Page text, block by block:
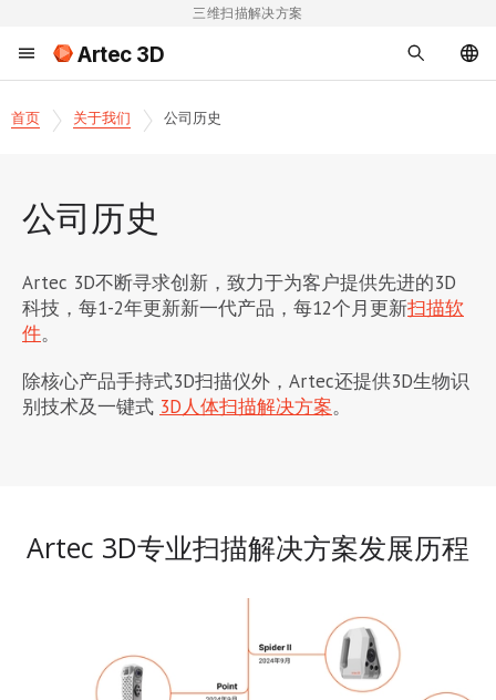
三维扫描解决方案
Artec 3D
首页 关于我们 公司历史
公司历史
Artec 3D不断寻求创新，致力于为客户提供先进的3D
科技，每1-2年更新新一代产品，每12个月更新扫描软
件。
除核心产品手持式3D扫描仪外，Artec还提供3D生物识
别技术及一键式 3D人体扫描解决方案。
Artec 3D专业扫描解决方案发展历程